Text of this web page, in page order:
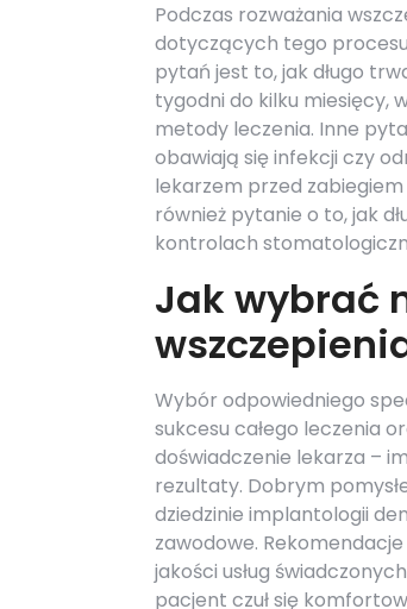
Podczas rozważania
dotyczących tego
pytań jest to, jak długo
tygodni do kilku miesięcy,
metody leczenia. Inne
obawiają się infekcji czy
lekarzem przed
również pytanie o to, jak
kontrolach
Jak wybrać
Wybór odpowiedniego
sukcesu całego leczenia
doświadczenie lekarza –
rezultaty. Dobrym
dziedzinie implantologii
zawodowe.
jakości usług
pacjent czuł się